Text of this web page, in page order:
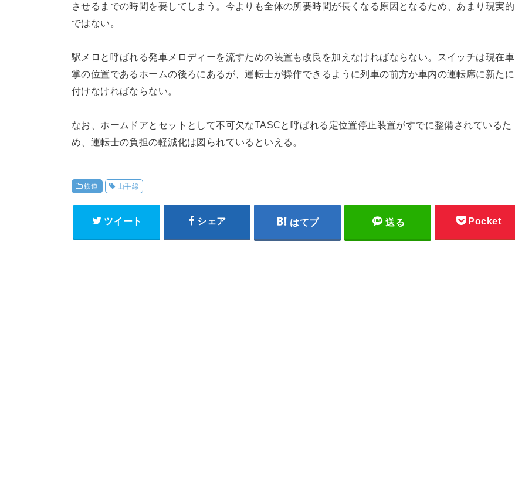
させるまでの時間を要してしまう。今よりも全体の所要時間が長くなる原因となるため、あまり現実的
ではない。
駅メロと呼ばれる発車メロディーを流すための装置も改良を加えなければならない。スイッチは現在車
掌の位置であるホームの後ろにあるが、運転士が操作できるように列車の前方か車内の運転席に新たに
付けなければならない。
なお、ホームドアとセットとして不可欠なTASCと呼ばれる定位置停止装置がすでに整備されているた
め、運転士の負担の軽減化は図られているといえる。
鉄道 山手線
ツイート シェア はてブ 送る Pocket